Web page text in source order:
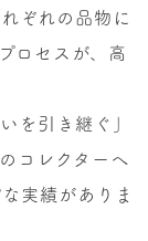
ぞれの品物に
ロセスが、高
を引き継ぐ」
コレクターへ
実績がありま